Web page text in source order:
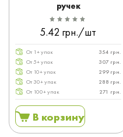
ручек
5.42 грн./шт
От 1+ упак
354 грн.
От 5+ упак
307 грн.
От 10+ упак
299 грн.
От 30+ упак
288 грн.
От 100+ упак
271 грн.
В корзину